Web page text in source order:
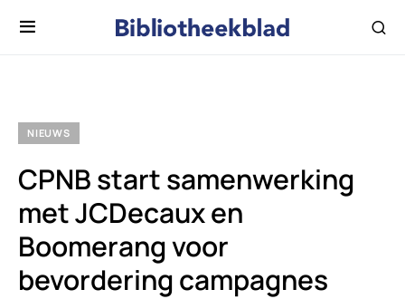
NIEUWS
CPNB start samenwerking
met JCDecaux en
Boomerang voor
bevordering campagnes